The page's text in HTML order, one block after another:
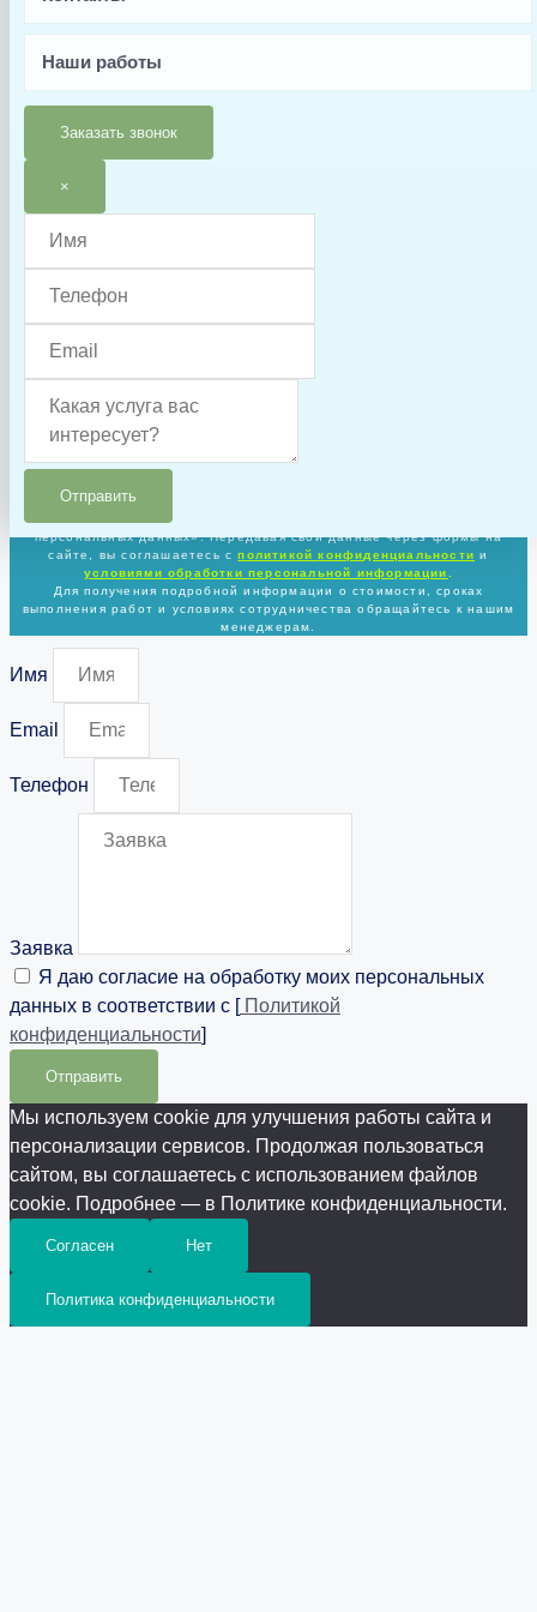
Наши работы
Заказать звонок
×
Отправить
© 2025 ООО «Аквапро». Все права защищены.
Информация, размещённая на сайте, носит информационный характер
определяемой положениями статьи 437 ГК РФ.
Мы соблюдаем требования Федерального закона № 152-ФЗ «О
персональных данных». Передавая свои данные через формы на
сайте, вы соглашаетесь сполитикойконфиденциальности и
условиями обработки персональной информации
Для получения подробной информации о стоимости, сроках
выполнения работ и условиях сотрудничества обращайтесь к нашим
менеджерам.
Имя
Email
Телефон
Заявка
Я даю согласие на обработку моих персональных
данных в соответствии с [Политикой
конфиденциальности]
Отправить
Мы используем cookie для улучшения работы сайта и
персонализации сервисов. Продолжая пользоваться
сайтом, вы соглашаетесь с использованием файлов
cookie. Подробнее — в Политике конфиденциальности.
Согласен Нет
Политика конфиденциальности